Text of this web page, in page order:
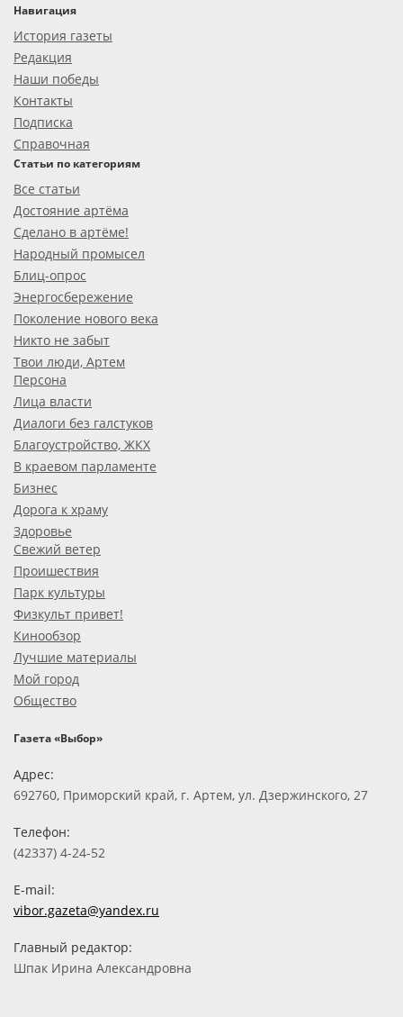
Навигация
История газеты
Редакция
Наши победы
Контакты
Подписка
Справочная
Статьи по категориям
Все статьи
Достояние артёма
Сделано в артёме!
Народный промысел
Блиц-опрос
Энергосбережение
Поколение нового века
Никто не забыт
Твои люди, Артем
Персона
Лица власти
Диалоги без галстуков
Благоустройство, ЖКХ
В краевом парламенте
Бизнес
Дорога к храму
Здоровье
Свежий ветер
Проишествия
Парк культуры
Физкульт привет!
Кинообзор
Лучшие материалы
Мой город
Общество
Газета «Выбор»
Адрес:
692760, Приморский край, г. Артем, ул. Дзержинского, 27
Телефон:
(42337) 4-24-52
E-mail:
vibor.gazeta@yandex.ru
Главный редактор:
Шпак Ирина Александровна